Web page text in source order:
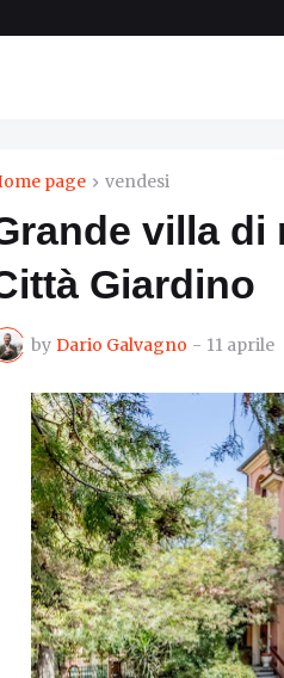
page vendesi
villa di
Giardino
by Dario Galvagno - 11 aprile